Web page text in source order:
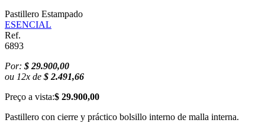
Pastillero Estampado
ESENCIAL
Ref.
6893
Por: $ 29.900,00
ou 12x de $ 2.491,66
Preço a vista:$ 29.900,00
Pastillero con cierre y práctico bolsillo interno de malla interna.